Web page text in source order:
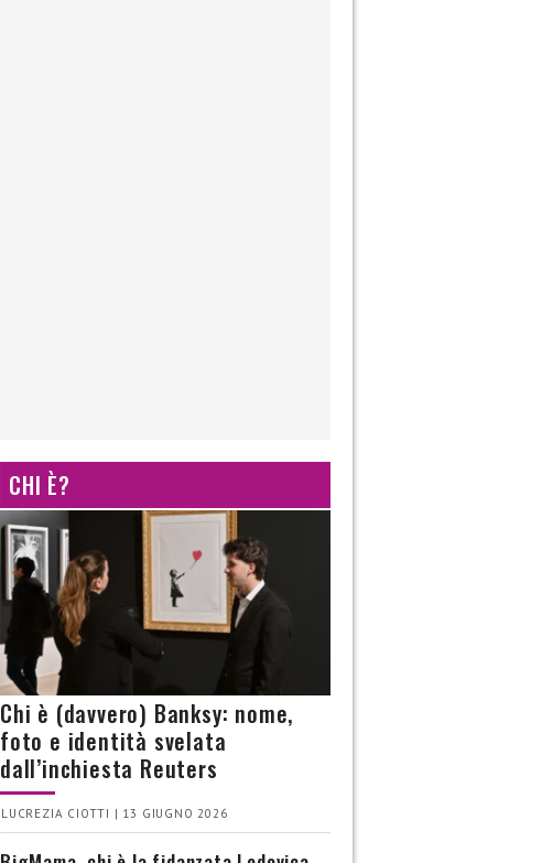
CHI È?
Chi è (davvero) Banksy: nome,
foto e identità svelata
dall’inchiesta Reuters
LUCREZIA CIOTTI | 13 GIUGNO 2026